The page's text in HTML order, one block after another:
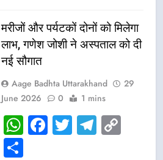
मरीजों और पर्यटकों दोनों को मिलेगा
लाभ, गणेश जोशी ने अस्पताल को दी
नई सौगात
Aage Badhta Uttarakhand
29
June 2026
0 1 mins
WhatsApp
Facebook
Twitter
Share